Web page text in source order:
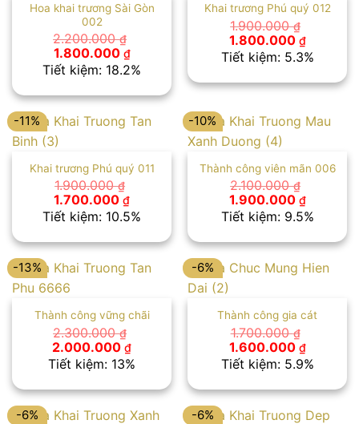
Hoa khai trương Sài Gòn
002
2.200.000₫
Giá
gốc
là:
1.800.000 ₫Giá
hiện
tại
1.800.000 ₫.
Tiết kiệm: 18.2%
Khai trương Phú quý 012
1.900.000₫
Giá
gốc
là:
1.800.000 ₫Giá
hiện
tại
Tiết kiệm: 5.3%
-11%
Khai trương Phú quý 011
1.900.000₫
Giá
gốc
là:
1.700.000 ₫Giá
hiện
tại
1.700.000 ₫.
Tiết kiệm: 10.5%
-10%
Thành công viên mãn 006
2.100.000₫
Giá
gốc
là:
1.900.000 ₫Giá
hiện
tại
Tiết kiệm: 9.5%
-13%
Thành công vững chãi
2.300.000₫
Giá
gốc
là:
2.000.000 ₫Giá
hiện
tại
2.000.000 ₫.
Tiết kiệm: 13%
-6%
Thành công gia cát
1.700.000₫
Giá
gốc
là:
1.600.000 ₫Giá
hiện
tại
Tiết kiệm: 5.9%
-6% -6%